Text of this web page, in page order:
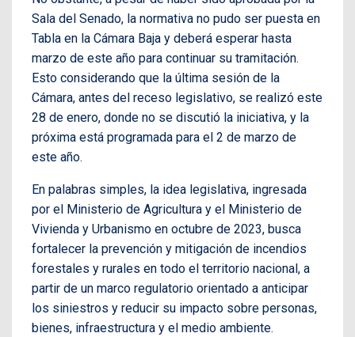
Sala del Senado, la normativa no pudo ser puesta en
Tabla en la Cámara Baja y deberá esperar hasta
marzo de este año para continuar su tramitación.
Esto considerando que la última sesión de la
Cámara, antes del receso legislativo, se realizó este
28 de enero, donde no se discutió la iniciativa, y la
próxima está programada para el 2 de marzo de
este año.
En palabras simples, la idea legislativa, ingresada
por el Ministerio de Agricultura y el Ministerio de
Vivienda y Urbanismo en octubre de 2023, busca
fortalecer la prevención y mitigación de incendios
forestales y rurales en todo el territorio nacional, a
partir de un marco regulatorio orientado a anticipar
los siniestros y reducir su impacto sobre personas,
bienes, infraestructura y el medio ambiente.